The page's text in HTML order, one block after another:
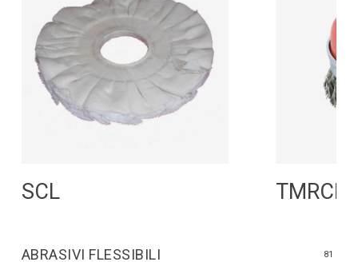
SCL TMRCF
ABRASIVI FLESSIBILI 81